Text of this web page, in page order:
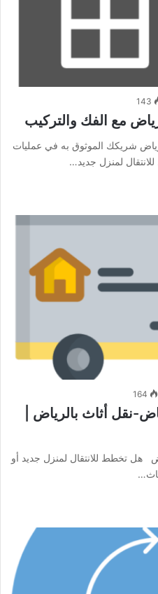
143
مع الفك والتركيب
شريكك الموثوق به في عمليات
لمنزل جديد…
164
نقل أثاث بالرياض |
هل تخطط للانتقال لمنزل جديد أو